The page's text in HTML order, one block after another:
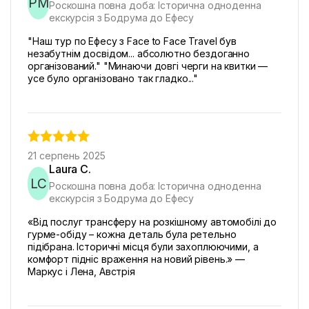
Роскошна повна доба: Історична одноденна
екскурсія з Бодрума до Ефесу
"Наш тур по Ефесу з Face to Face Travel був
незабутнім досвідом... абсолютно бездоганно
організований." "Минаючи довгі черги на квитки —
усе було організовано так гладко..."
21 серпень 2025
LC
Laura C.
Роскошна повна доба: Історична одноденна
екскурсія з Бодрума до Ефесу
«Від послуг трансферу на розкішному автомобілі до
гурме-обіду – кожна деталь була ретельно
підібрана. Історичні місця були захоплюючими, а
комфорт підніс враження на новий рівень.» —
Маркус і Лена, Австрія